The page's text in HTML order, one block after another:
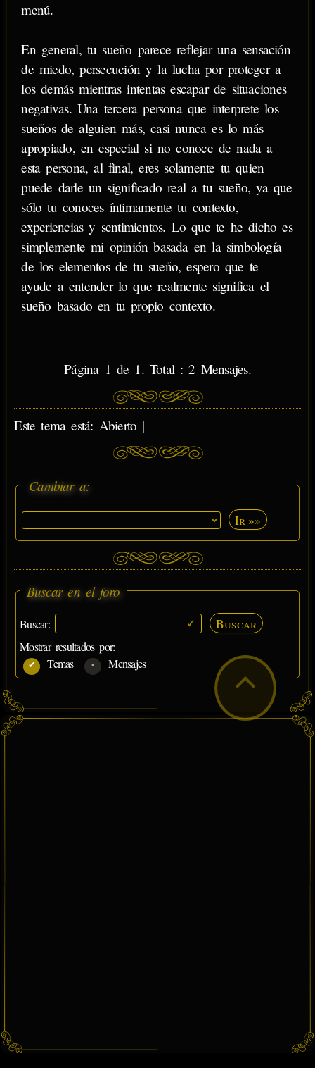
menú.
En general, tu sueño parece reflejar una sensación
de miedo, persecución y la lucha por proteger a
los demás mientras intentas escapar de situaciones
negativas. Una tercera persona que interprete los
sueños de alguien más, casi nunca es lo más
apropiado, en especial si no conoce de nada a
esta persona, al final, eres solamente tu quien
puede darle un significado real a tu sueño, ya que
sólo tu conoces íntimamente tu contexto,
experiencias y sentimientos. Lo que te he dicho es
simplemente mi opinión basada en la simbología
de los elementos de tu sueño, espero que te
ayude a entender lo que realmente significa el
sueño basado en tu propio contexto.
Página 1 de 1. Total : 2 Mensajes.
Este tema está: Abierto |
Cambiar a:
Ir »»
Buscar en el foro
Buscar: Buscar
Mostrar resultados por:
Temas
Mensajes